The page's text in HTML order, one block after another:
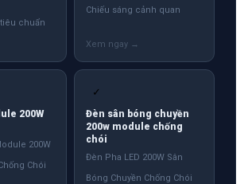
chuẩn
Chiếu sáng cảnh quan
200W
200W
Chói
✓
Đèn sân bóng chuyền
200w module chống
chói
Đèn Pha LED 200W Sân
Bóng Chuyền Chống Chói